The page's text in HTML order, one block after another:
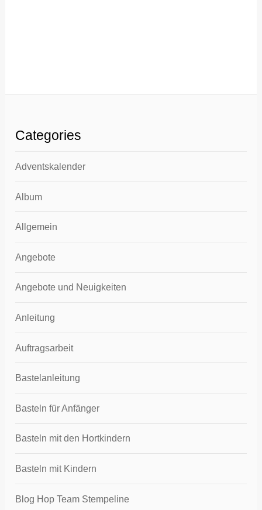
Categories
Adventskalender
Album
Allgemein
Angebote
Angebote und Neuigkeiten
Anleitung
Auftragsarbeit
Bastelanleitung
Basteln für Anfänger
Basteln mit den Hortkindern
Basteln mit Kindern
Blog Hop Team Stempeline